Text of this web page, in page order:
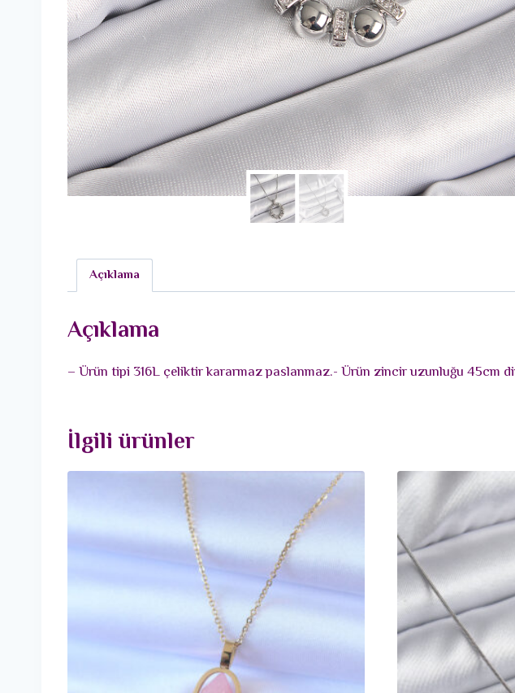
Açıklama
Açıklama
– Ürün tipi 316L çeliktir kararmaz paslanmaz.- Ürün zincir uzunluğu 45cm
İlgili ürünler